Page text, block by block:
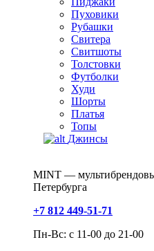
Пуховики
Рубашки
Свитера
Свитшоты
Толстовки
Футболки
Худи
Шорты
Платья
Топы
Джинсы
MINT —
Петербурга
+7 812 449-51-71
Пн-Вс: с 11-00 до 21-00